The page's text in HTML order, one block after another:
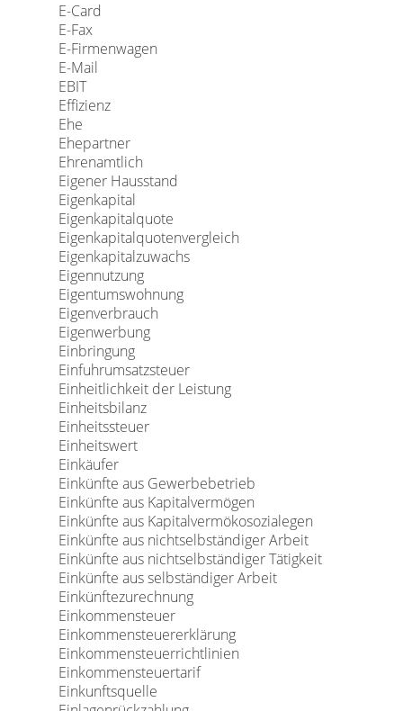
E-Card
E-Fax
E-Firmenwagen
E-Mail
EBIT
Effizienz
Ehe
Ehepartner
Ehrenamtlich
Eigener Hausstand
Eigenkapital
Eigenkapitalquote
Eigenkapitalquotenvergleich
Eigenkapitalzuwachs
Eigennutzung
Eigentumswohnung
Eigenverbrauch
Eigenwerbung
Einbringung
Einfuhrumsatzsteuer
Einheitlichkeit der Leistung
Einheitsbilanz
Einheitssteuer
Einheitswert
Einkäufer
Einkünfte aus Gewerbebetrieb
Einkünfte aus Kapitalvermögen
Einkünfte aus Kapitalvermökosozialegen
Einkünfte aus nichtselbständiger Arbeit
Einkünfte aus nichtselbständiger Tätigkeit
Einkünfte aus selbständiger Arbeit
Einkünftezurechnung
Einkommensteuer
Einkommensteuererklärung
Einkommensteuerrichtlinien
Einkommensteuertarif
Einkunftsquelle